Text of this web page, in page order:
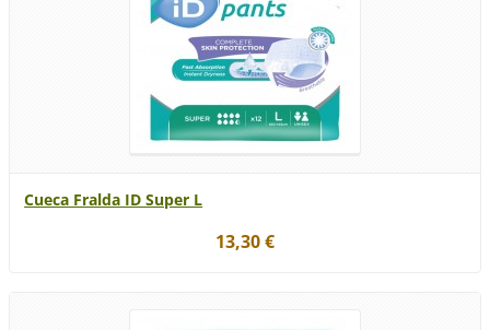
Cueca Fralda ID Super L
13,30 €